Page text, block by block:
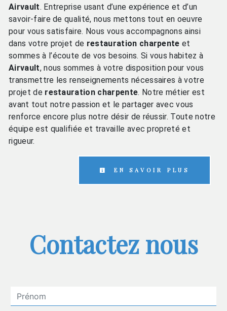
Airvault. Entreprise usant d’une expérience et d’un
savoir-faire de qualité, nous mettons tout en oeuvre
pour vous satisfaire. Nous vous accompagnons ainsi
dans votre projet de restauration charpente et
sommes à l’écoute de vos besoins. Si vous habitez à
Airvault, nous sommes à votre disposition pour vous
transmettre les renseignements nécessaires à votre
projet de restauration charpente. Notre métier est
avant tout notre passion et le partager avec vous
renforce encore plus notre désir de réussir. Toute notre
équipe est qualifiée et travaille avec propreté et
rigueur.
EN SAVOIR PLUS
Contactez nous